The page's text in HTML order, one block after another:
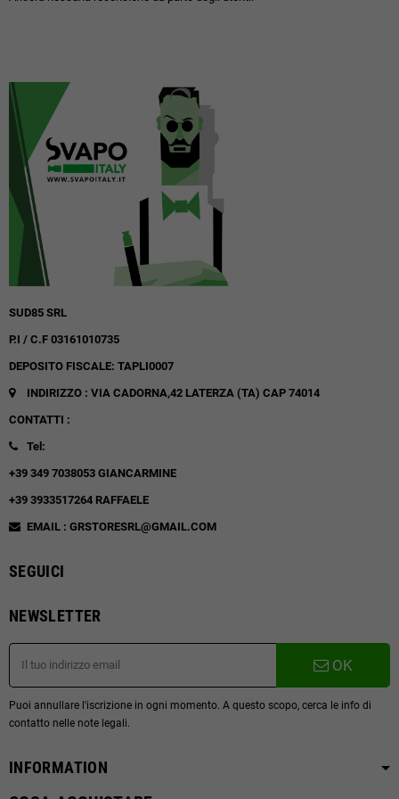
SUD85 SRL
P.I / C.F 03161010735
DEPOSITO FISCALE: TAPLI0007
INDIRIZZO : VIA CADORNA,42 LATERZA (TA) CAP 74014
CONTATTI :
Tel:
+39 349 7038053 GIANCARMINE
+39 3933517264 RAFFAELE
EMAIL : GRSTORESRL@GMAIL.COM
SEGUICI
NEWSLETTER
OK
Puoi annullare l'iscrizione in ogni momento. A questo scopo, cerca le info di
contatto nelle note legali.
INFORMATION